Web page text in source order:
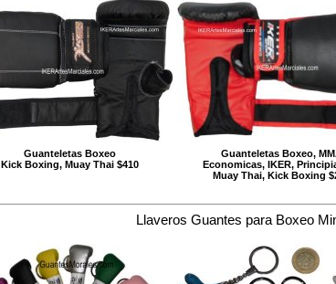
Guanteletas Boxeo
Kick Boxing, Muay Thai $410
Guanteletas Boxeo,
Economicas, IKER,
Muay Thai, Kick Boxing
Llaveros Guantes para Boxeo